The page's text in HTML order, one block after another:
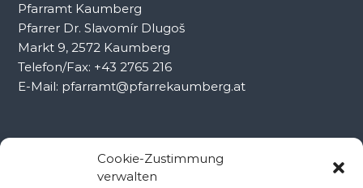
Cookie-Zustimmung
verwalten
Pfarramt Kaumberg
Pfarrer Dr. Slavomír Dlugoš
Markt 9, 2572 Kaumberg
Telefon/Fax: +43 2765 216
E-Mail: pfarramt@pfarrekaumberg.at
Kontakt Ramsau